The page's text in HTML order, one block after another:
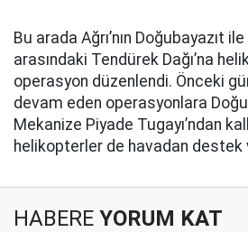
Bu arada Ağrı’nın Doğubayazıt
arasındaki Tendürek Dağı’na
operasyon düzenlendi. Önceki
devam eden operasyonlara
Mekanize Piyade Tugayı’ndan
helikopterler de havadan destek
HABERE YORUM KAT